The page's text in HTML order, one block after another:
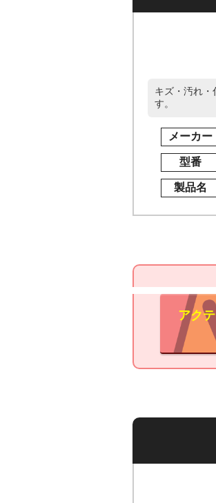
キズ・汚れ
す。
メーカー
型番
製品名
アク